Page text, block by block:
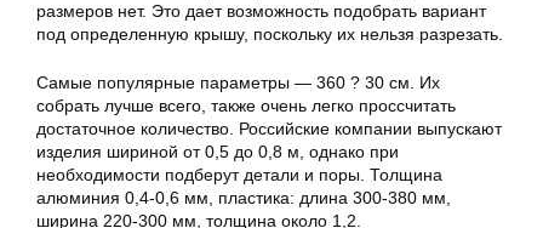
размеров нет. Это дает возможность подобрать вариант
под определенную крышу, поскольку их нельзя разрезать.
Самые популярные параметры — 360 ? 30 см. Их
собрать лучше всего, также очень легко проссчитать
достаточное количество. Российские компании выпускают
изделия шириной от 0,5 до 0,8 м, однако при
необходимости подберут детали и поры. Толщина
алюминия 0,4-0,6 мм, пластика: длина 300-380 мм,
ширина 220-300 мм, толщина около 1,2.